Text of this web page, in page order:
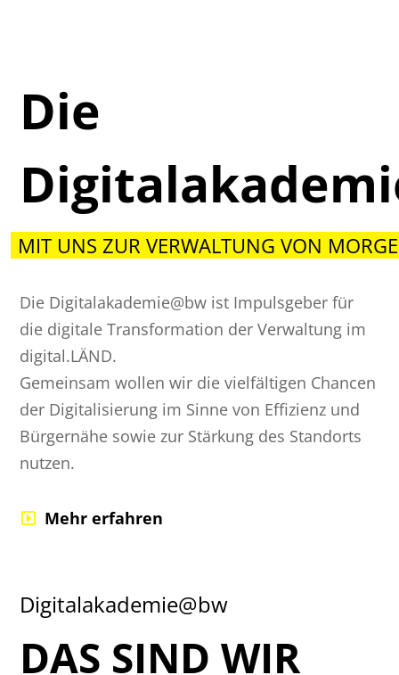
Die
MIT UNS ZUR VERWALTUNG VON
Die Digitalakademie@bw ist Impulsgeber für
die digitale Transformation der Verwaltung im
digital.LÄND.
Gemeinsam wollen wir die vielfältigen Chancen
der Digitalisierung im Sinne von Effizienz und
Bürgernähe sowie zur Stärkung des Standorts
nutzen.
Mehr erfahren
Digitalakademie@bw
DAS SIND WIR